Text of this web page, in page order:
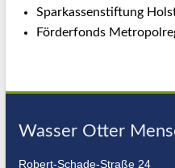
Sparkassenstiftung
Förderfonds
Wasser Otter
Robert-Schade-Straße 24